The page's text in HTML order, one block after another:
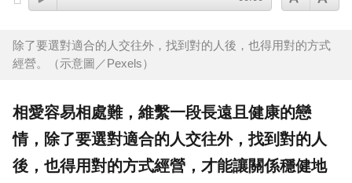
除了要選對適合的人交往外，找到對的人後，也得用對的方式
經營。（示意圖／Pexels）
相愛容易相處難，維繫一段長遠且健康的戀
情，除了要選對適合的人交往外，找到對的人
後，也得用對的方式經營，才能讓關係穩健地